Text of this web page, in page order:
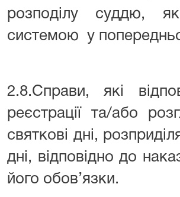
розподілу суддю,
системою у
2.8.Справи, які
реєстрації та/або
святкові дні,
дні, відповідно до
його обов’язки.